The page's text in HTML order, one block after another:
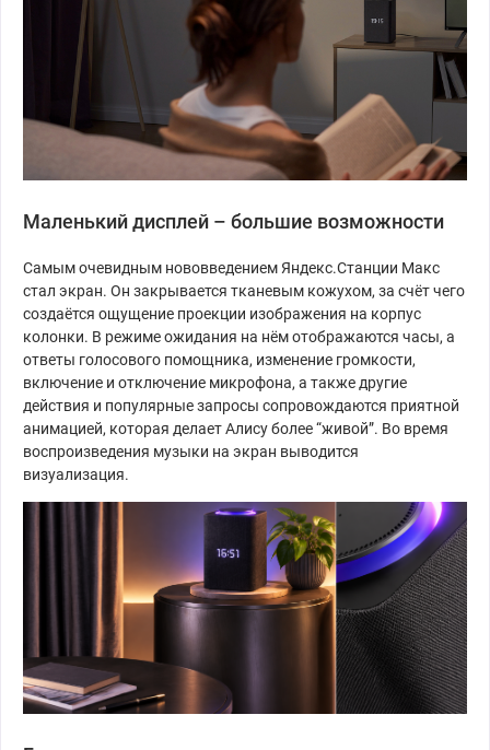
Маленький дисплей – большие возможности
Самым очевидным нововведением Яндекс.Станции Макс
стал экран. Он закрывается тканевым кожухом, за счёт чего
создаётся ощущение проекции изображения на корпус
колонки. В режиме ожидания на нём отображаются часы, а
ответы голосового помощника, изменение громкости,
включение и отключение микрофона, а также другие
действия и популярные запросы сопровождаются приятной
анимацией, которая делает Алису более “живой”. Во время
воспроизведения музыки на экран выводится
визуализация.